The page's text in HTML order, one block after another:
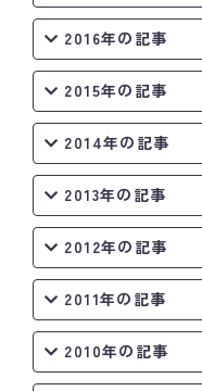
2016年の記事
2015年の記事
2014年の記事
2013年の記事
2012年の記事
2011年の記事
2010年の記事